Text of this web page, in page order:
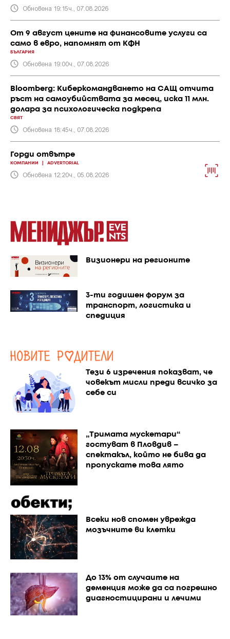
Обновена 19:15ч., 07.08.2026
От 9 август цените на финансовите услуги са
само в евро, напомнят от КФН
БЪЛГАРИЯ
Обновена 19:00ч., 07.08.2026
Bloomberg: Киберкомандването на САЩ отчита
ръст на самоубийствата за месец, иска 11 млн.
долара за психологическа подкрепа
СВЯТ
Обновена 18:45ч., 07.08.2026
Горди отвътре
КОМПАНИИ ADVERTORIAL
Обновена 12:20ч., 05.08.2026
Визионери на регионите
3-ти годишен форум за
транспорт, логистика и
спедиция
Тези 6 изречения показват, че
човекът мисли преди всичко за
себе си
„Тримата мускетари“
гостуват в Пловдив –
спектакъл, който не бива да
пропускате това лято
Всеки нов спомен уврежда
мозъчните ви клетки
До 13% от случаите на
деменция може да са погрешно
диагностицирани и лечими